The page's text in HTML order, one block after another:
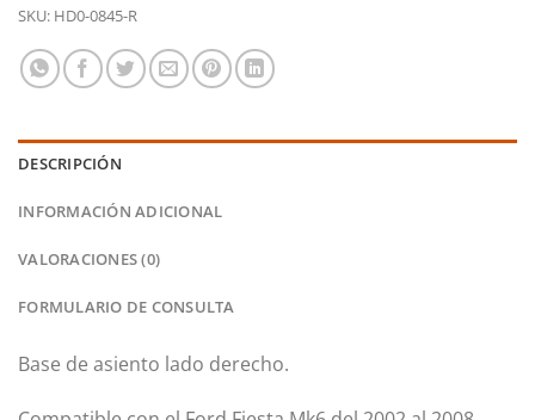
SKU: HD0-0845-R
DESCRIPCIÓN
INFORMACIÓN ADICIONAL
VALORACIONES (0)
FORMULARIO DE CONSULTA
Base de asiento lado derecho.